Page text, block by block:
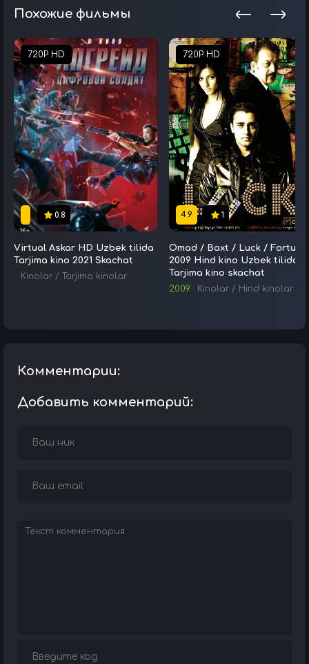
Похожие фильмы
720P HD
0.8
Virtual Askar HD Uzbek tilida
Tarjima kino 2021 Skachat
Kinolar / Tarjima kinolar
720P HD
4.9 1
Omad / Baxt / Luck / Fortuna
2009 Hind kino Uzbek tilida
Tarjima kino skachat
2009
Kinolar / Hind kinolar
Комментарии:
Добавить комментарий: